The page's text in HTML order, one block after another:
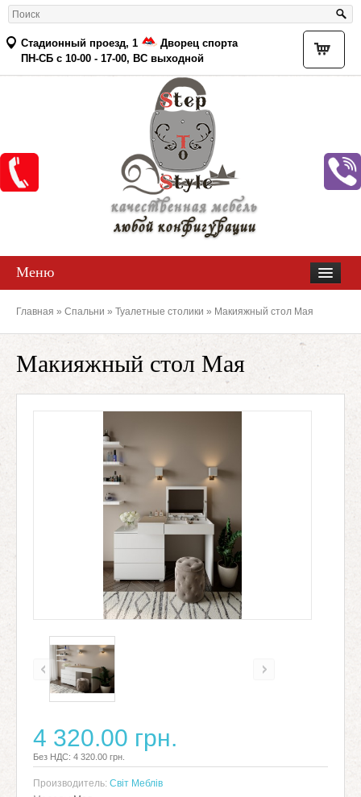
Стадионный проезд, 1
Дворец спорта
ПН-СБ с 10-00 - 17-00, ВС выходной
качественная мебель
любой конфигурации
Меню
Главная » Спальни » Туалетные столики » Макияжный стол Мая
Макияжный стол Мая
4 320.00 грн.
Без НДС: 4 320.00 грн.
Производитель: Світ Меблів